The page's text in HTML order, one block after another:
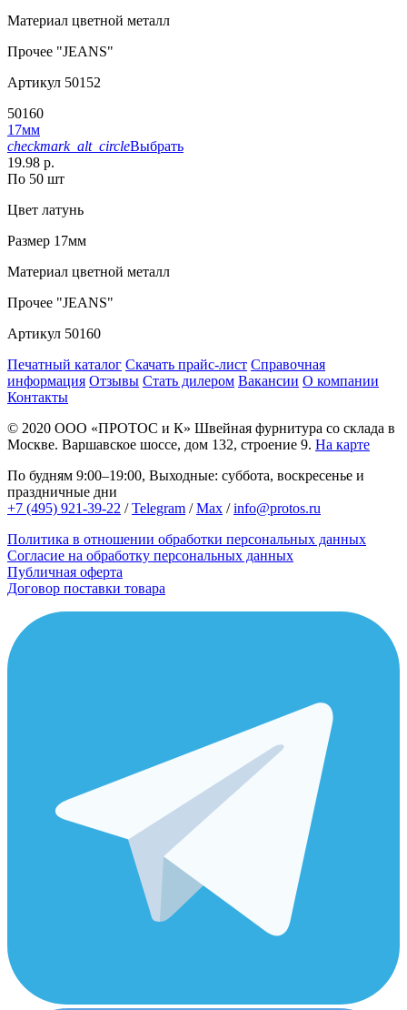
Материал цветной металл
Прочее "JEANS"
Артикул 50152
50160
17мм
checkmark_alt_circleВыбрать
19.98 р.
По 50 шт
Цвет латунь
Размер 17мм
Материал цветной металл
Прочее "JEANS"
Артикул 50160
Печатный каталог Скачать прайс-лист Справочная
информация Отзывы Стать дилером Вакансии О компании
Контакты
© 2020 ООО «ПРОТОС и К» Швейная фурнитура со склада в
Москве. Варшавское шоссе, дом 132, строение 9. На карте
По будням 9:00–19:00, Выходные: суббота, воскресенье и
праздничные дни
+7 (495) 921-39-22 /Telegram /Max /info@protos.ru
Политика в отношении обработки персональных данных
Согласие на обработку персональных данных
Публичная оферта
Договор поставки товара